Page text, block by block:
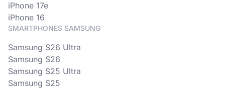
iPhone 17e
iPhone 16
SMARTPHONES SAMSUNG
Samsung S26 Ultra
Samsung S26
Samsung S25 Ultra
Samsung S25